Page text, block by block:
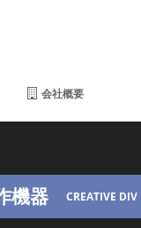
会社概要
機器 CREATIVE DIV